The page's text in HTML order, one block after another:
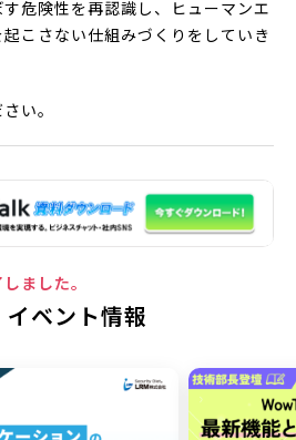
危険性を再認識し、ヒューマンエ
こさない仕組みづくりをしていき
い。
ました。
ベント情報